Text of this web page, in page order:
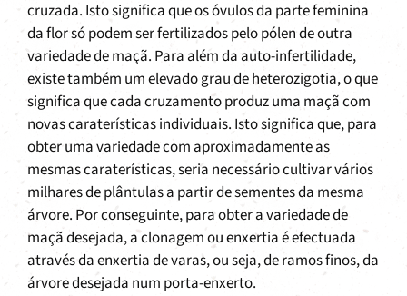
cruzada. Isto significa que os óvulos da parte feminina
da flor só podem ser fertilizados pelo pólen de outra
variedade de maçã. Para além da auto-infertilidade,
existe também um elevado grau de heterozigotia, o que
significa que cada cruzamento produz uma maçã com
novas caraterísticas individuais. Isto significa que, para
obter uma variedade com aproximadamente as
mesmas caraterísticas, seria necessário cultivar vários
milhares de plântulas a partir de sementes da mesma
árvore. Por conseguinte, para obter a variedade de
maçã desejada, a clonagem ou enxertia é efectuada
através da enxertia de varas, ou seja, de ramos finos, da
árvore desejada num porta-enxerto.